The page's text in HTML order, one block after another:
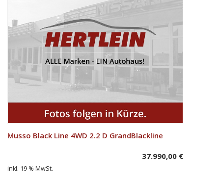
In den Warenkorb
Musso Black Line 4WD 2.2 D GrandBlackline
37.990,00 €
inkl. 19 % MwSt.